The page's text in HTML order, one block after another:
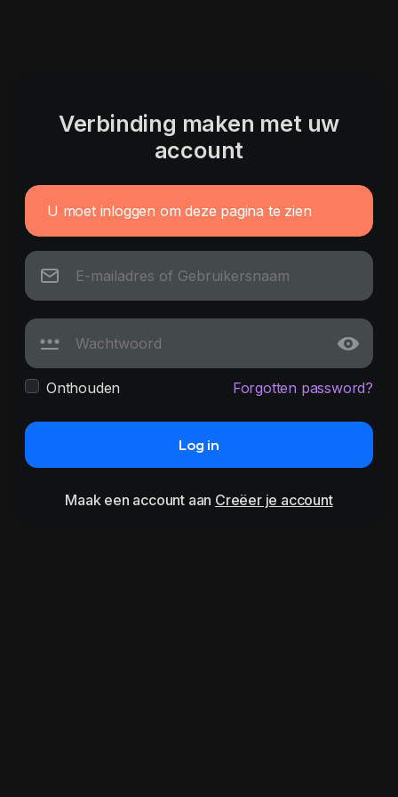
Verbinding maken met uw
account
U moet inloggen om deze pagina te zien
Onthouden Forgotten password?
Log in
Maak een account aan Creëer je account